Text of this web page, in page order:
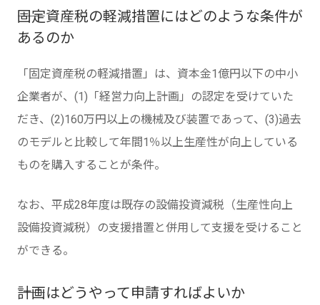
――固定資産税の軽減措置にはどのような条件が
あるのか
「固定資産税の軽減措置」は、資本金1億円以下の中小
企業者が、(1)「経営力向上計画」の認定を受けていた
だき、(2)160万円以上の機械及び装置であって、(3)過去
のモデルと比較して年間1％以上生産性が向上している
ものを購入することが条件。
なお、平成28年度は既存の設備投資減税（生産性向上
設備投資減税）の支援措置と併用して支援を受けること
ができる。
――計画はどうやって申請すればよいか